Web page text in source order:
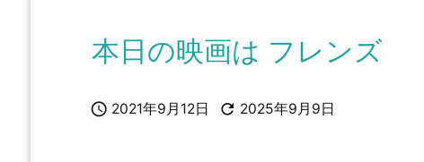
本日の映画は フレンズ
 2021年9月12日  2025年9月9日